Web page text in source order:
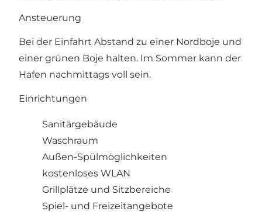
Ansteuerung
Bei der Einfahrt Abstand zu einer Nordboje und
einer grünen Boje halten. Im Sommer kann der
Hafen nachmittags voll sein.
Einrichtungen
Sanitärgebäude
Waschraum
Außen-Spülmöglichkeiten
kostenloses WLAN
Grillplätze und Sitzbereiche
Spiel- und Freizeitangebote